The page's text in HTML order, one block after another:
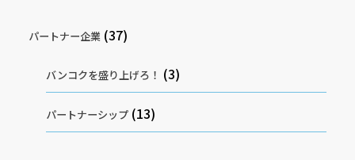
パートナー企業 (37)
バンコクを盛り上げろ！ (3)
パートナーシップ (13)